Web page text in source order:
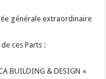
générale extraordinaire
ces Parts :
BUILDING & DESIGN «